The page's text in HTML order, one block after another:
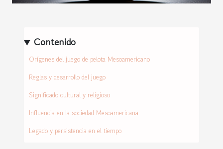
Contenido
Orígenes del juego de pelota Mesoamericano
Reglas y desarrollo del juego
Significado cultural y religioso
Influencia en la sociedad Mesoamericana
Legado y persistencia en el tiempo